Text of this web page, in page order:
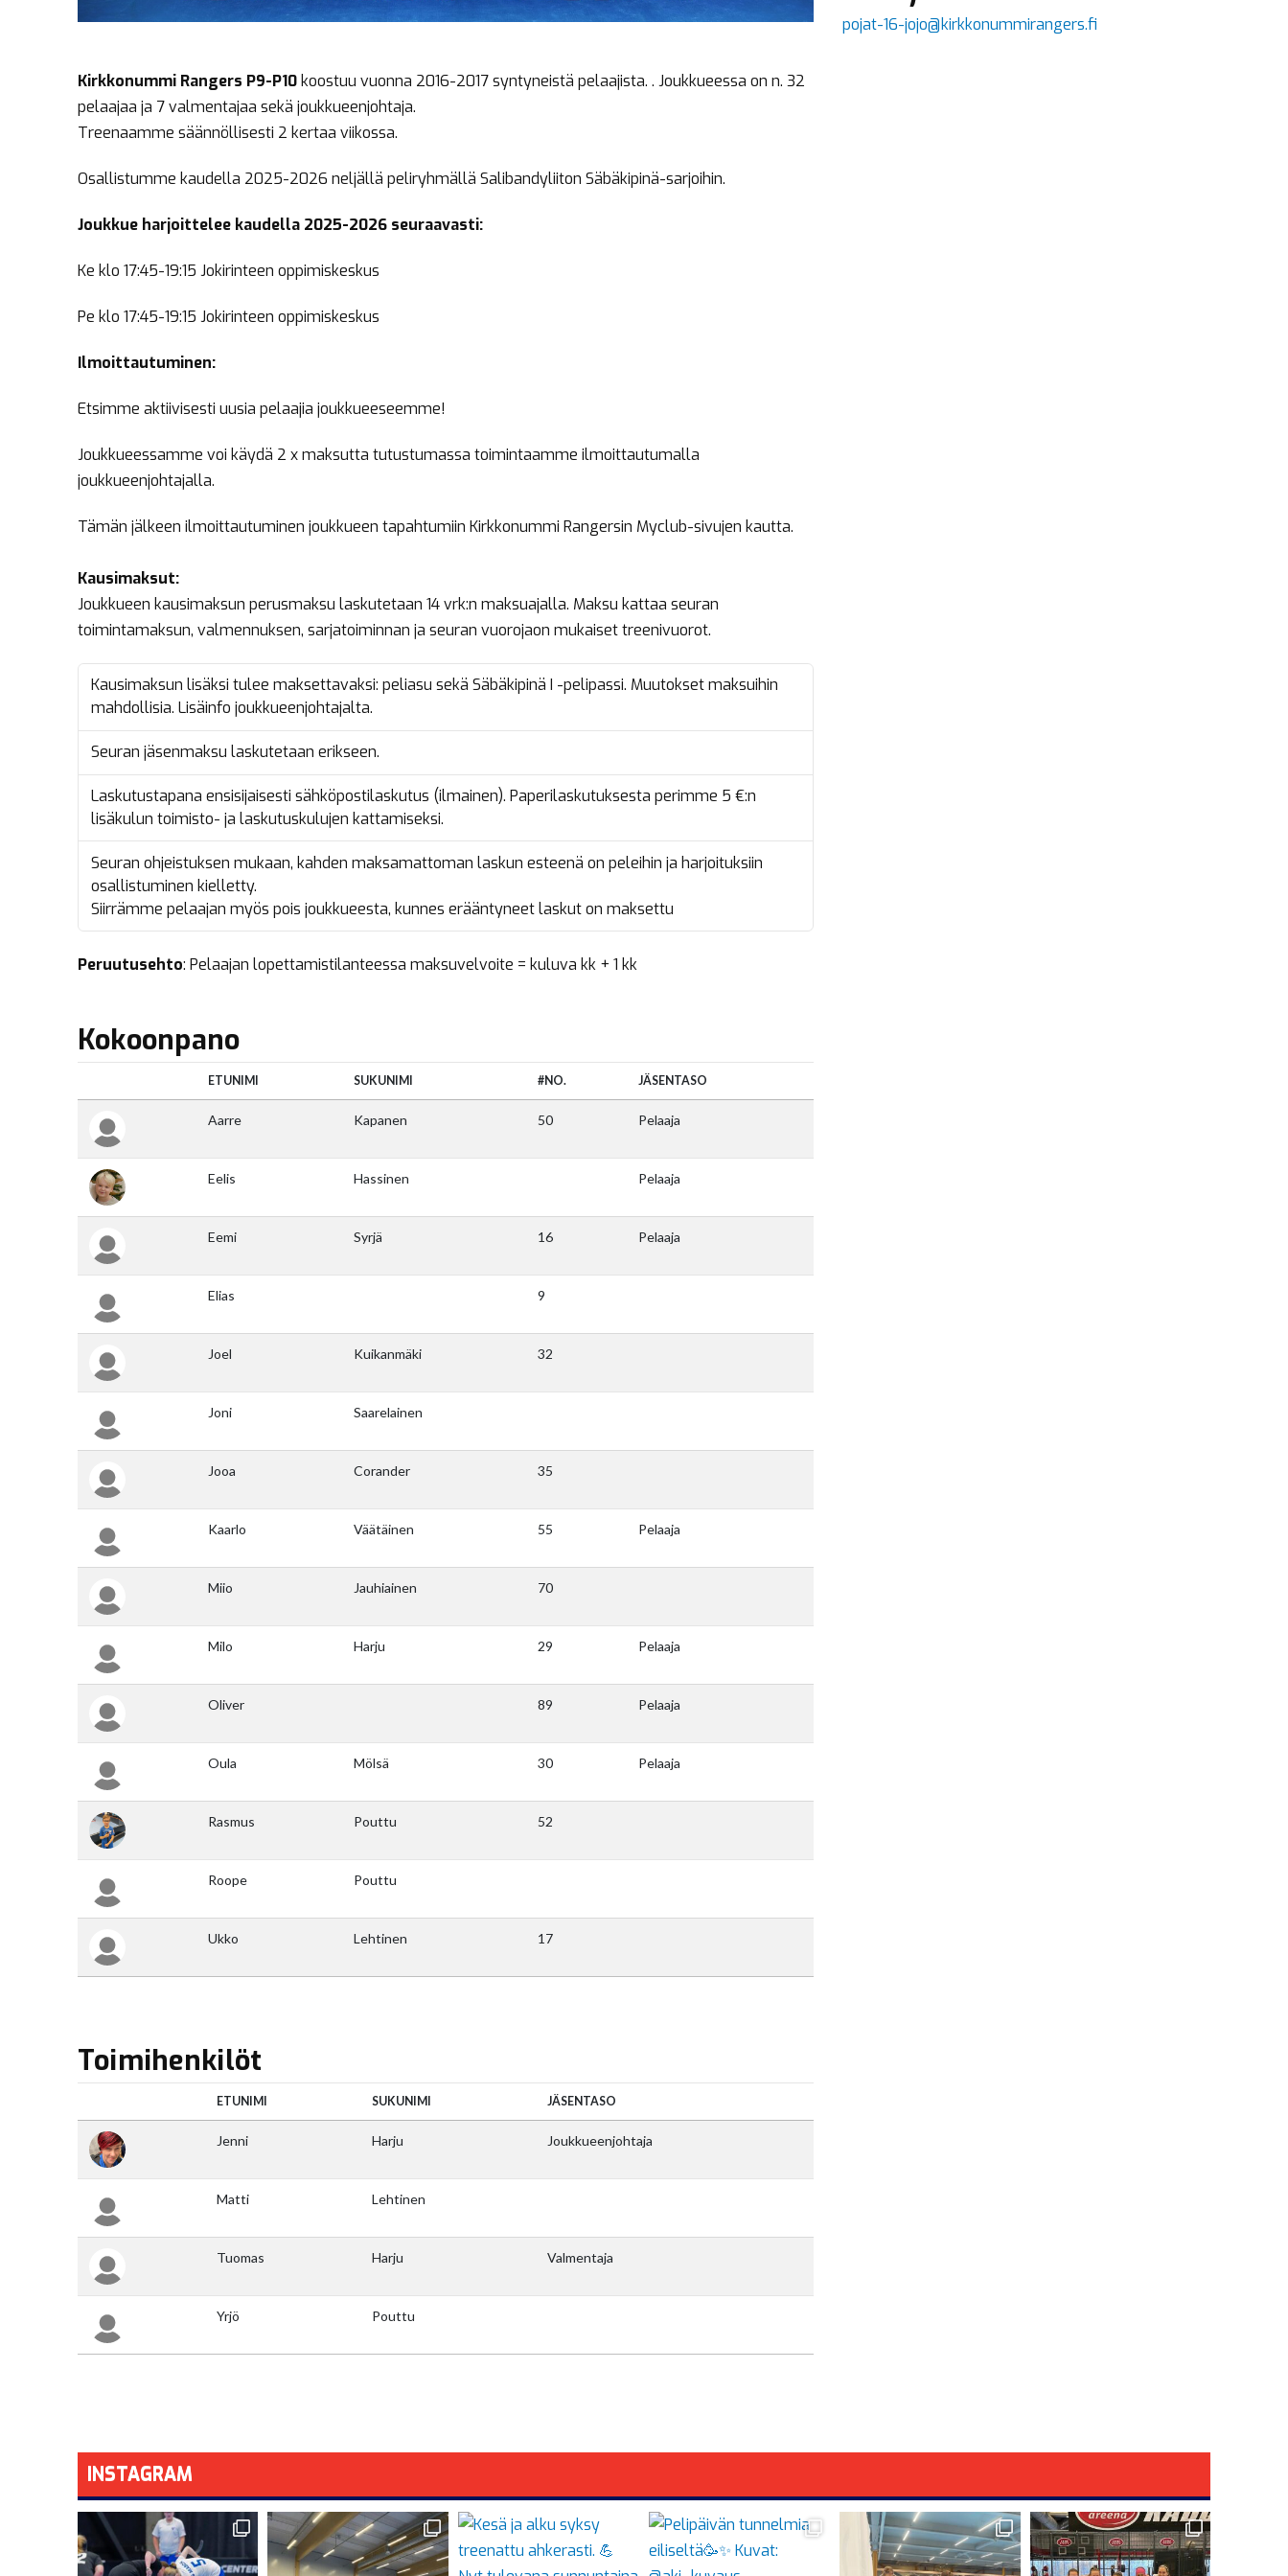
Kirkkonummi Rangers P9-P10 koostuu vuonna 2016-2017 syntyneistä pelaajista. . Joukkueessa on n. 32
pelaajaa ja 7 valmentajaa sekä joukkueenjohtaja.
Treenaamme säännöllisesti 2 kertaa viikossa.
Osallistumme kaudella 2025-2026 neljällä peliryhmällä Salibandyliiton Säbäkipinä-sarjoihin.
Joukkue harjoittelee kaudella 2025-2026 seuraavasti:
Ke klo 17:45-19:15 Jokirinteen oppimiskeskus
Pe klo 17:45-19:15 Jokirinteen oppimiskeskus
Ilmoittautuminen:
Etsimme aktiivisesti uusia pelaajia joukkueeseemme!
Joukkueessamme voi käydä 2 x maksutta tutustumassa toimintaamme ilmoittautumalla
joukkueenjohtajalla.
Tämän jälkeen ilmoittautuminen joukkueen tapahtumiin Kirkkonummi Rangersin Myclub-sivujen kautta.
Kausimaksut:
Joukkueen kausimaksun perusmaksu laskutetaan 14 vrk:n maksuajalla. Maksu kattaa seuran
toimintamaksun, valmennuksen, sarjatoiminnan ja seuran vuorojaon mukaiset treenivuorot.
Kausimaksun lisäksi tulee maksettavaksi: peliasu sekä Säbäkipinä I -pelipassi. Muutokset maksuihin
mahdollisia. Lisäinfo joukkueenjohtajalta.
Seuran jäsenmaksu laskutetaan erikseen.
Laskutustapana ensisijaisesti sähköpostilaskutus (ilmainen). Paperilaskutuksesta perimme 5 €:n
lisäkulun toimisto- ja laskutuskulujen kattamiseksi.
Seuran ohjeistuksen mukaan, kahden maksamattoman laskun esteenä on peleihin ja harjoituksiin
osallistuminen kielletty.
Siirrämme pelaajan myös pois joukkueesta, kunnes erääntyneet laskut on maksettu
Peruutusehto: Pelaajan lopettamistilanteessa maksuvelvoite = kuluva kk + 1 kk
Kokoonpano
Toimihenkilöt
pojat-16-jojo@kirkkonummirangers.fi
INSTAGRAM